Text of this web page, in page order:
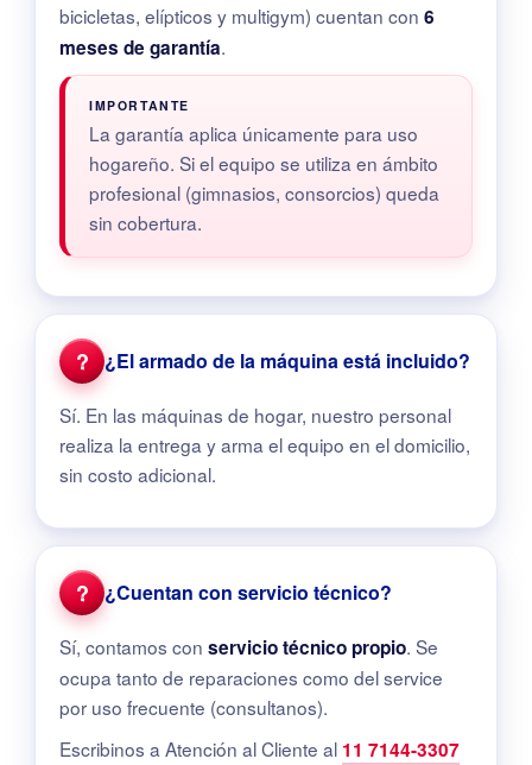
bicicletas, elípticos y multigym) cuentan con 6
meses de garantía.
IMPORTANTE
La garantía aplica únicamente para uso
hogareño. Si el equipo se utiliza en ámbito
profesional (gimnasios, consorcios) queda
sin cobertura.
? ¿El armado de la máquina está incluido?
Sí. En las máquinas de hogar, nuestro personal
realiza la entrega y arma el equipo en el domicilio,
sin costo adicional.
? ¿Cuentan con servicio técnico?
Sí, contamos con servicio técnico propio. Se
ocupa tanto de reparaciones como del service
por uso frecuente (consultanos).
Escribinos a Atención al Cliente al 11 7144-3307